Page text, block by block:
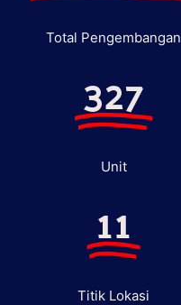
Total Pengembangan
327
Unit
11
Titik Lokasi